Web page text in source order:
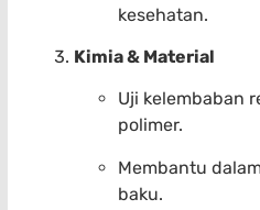
kesehatan.
Kimia & Material
Uji kelembaban
polimer.
Membantu
baku.